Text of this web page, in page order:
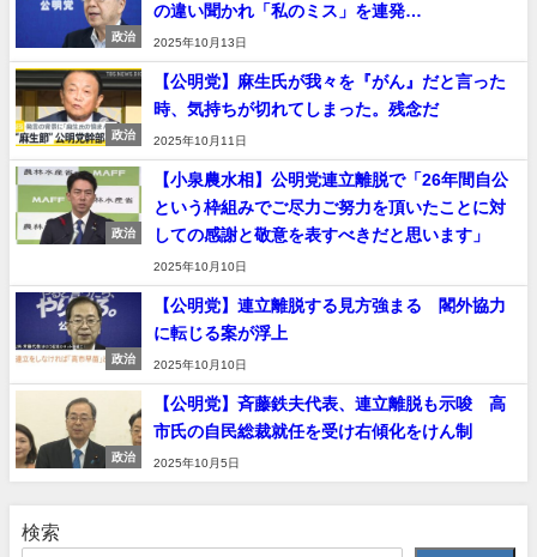
政治
の違い聞かれ「私のミス」を連発…
2025年10月13日
政治
【公明党】麻生氏が我々を『がん』だと言った
時、気持ちが切れてしまった。残念だ
2025年10月11日
政治
【小泉農水相】公明党連立離脱で「26年間自公
という枠組みでご尽力ご努力を頂いたことに対
しての感謝と敬意を表すべきだと思います」
2025年10月10日
政治
【公明党】連立離脱する見方強まる 閣外協力
に転じる案が浮上
2025年10月10日
政治
【公明党】斉藤鉄夫代表、連立離脱も示唆 高
市氏の自民総裁就任を受け右傾化をけん制
2025年10月5日
検索